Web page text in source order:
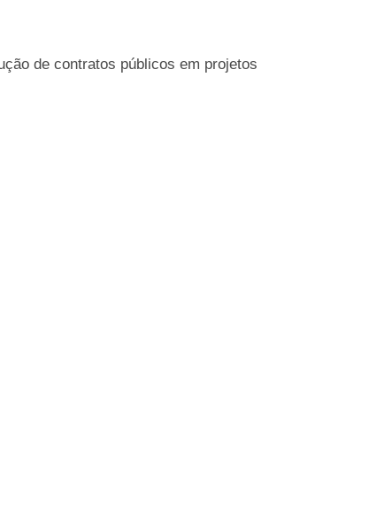
de contratos públicos em projetos